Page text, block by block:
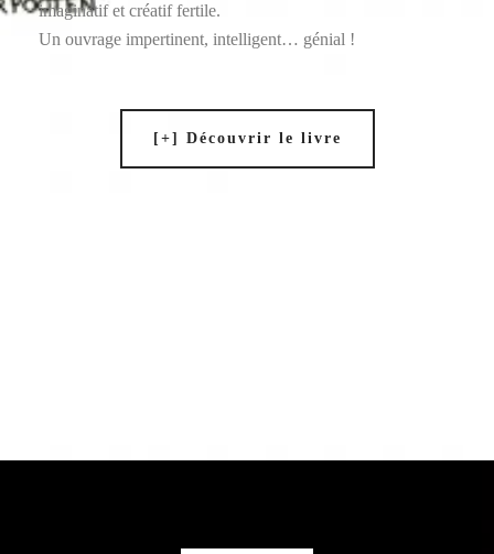
imaginatif et créatif fertile.
Un ouvrage impertinent, intelligent… génial !
[+] Découvrir le livre